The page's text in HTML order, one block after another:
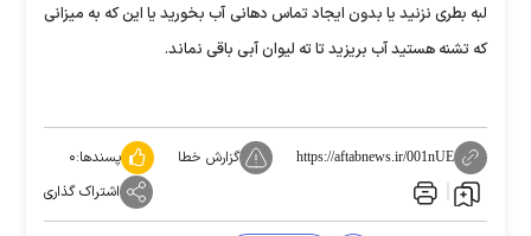
لبه بطری نزنید یا بدون ایجاد تماس دهانی آب بخورید یا این که به میزانی
که تشنه هستید آب بریزید تا ته لیوان آبی باقی نماند.
https://aftabnews.ir/001nUE گزارش خطا پسندها:۰
اشتراک گذاری